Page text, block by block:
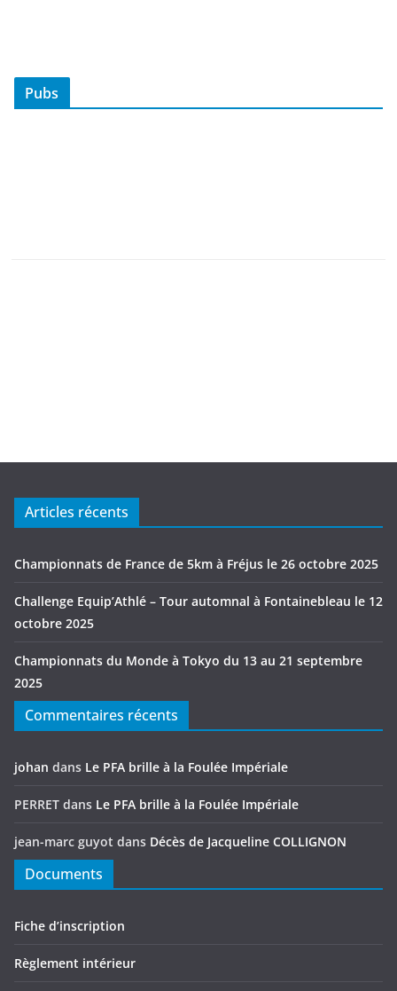
Pubs
Articles récents
Championnats de France de 5km à Fréjus le 26 octobre 2025
Challenge Equip’Athlé – Tour automnal à Fontainebleau le 12
octobre 2025
Championnats du Monde à Tokyo du 13 au 21 septembre
2025
Commentaires récents
johan dans Le PFA brille à la Foulée Impériale
PERRET dans Le PFA brille à la Foulée Impériale
jean-marc guyot dans Décès de Jacqueline COLLIGNON
Documents
Fiche d’inscription
Règlement intérieur